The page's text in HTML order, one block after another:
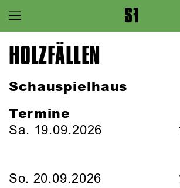
Zur Hauptnavigation springen
Zum Hauptinhalt springen
HOLZFÄLLEN
Schauspielhaus
Termine
Sa. 19.09.2026
So. 20.09.2026